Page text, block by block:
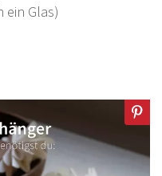
ein Glas)